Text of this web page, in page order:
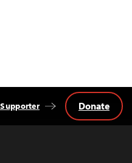
Supporter Donate